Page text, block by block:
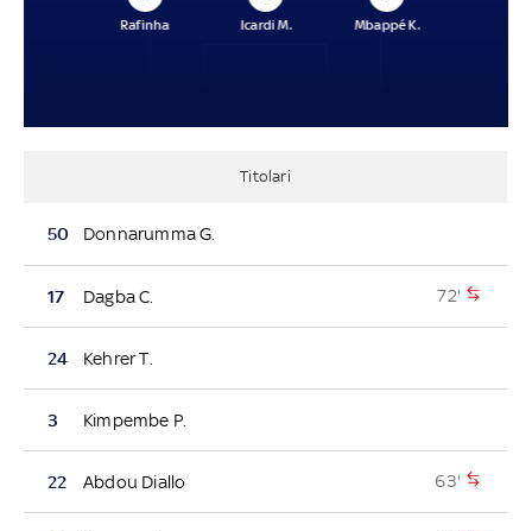
Rafinha
Icardi M.
Mbappé K.
Titolari
50 Donnarumma G.
17 Dagba C. 72'
24 Kehrer T.
3 Kimpembe P.
22 Abdou Diallo 63'